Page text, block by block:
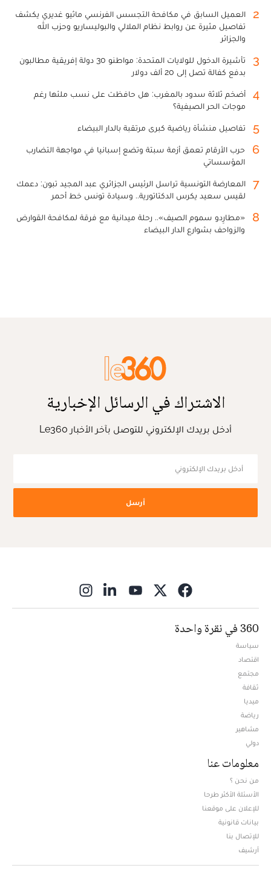
2
العميل السابق في مكافحة التجسس الفرنسي ماثيو غديري يكشف
تفاصيل مثيرة عن روابط نظام الملالي والبوليساريو وحزب الله
والجزائر
3
تأشيرة الدخول للولايات المتحدة: مواطنو 30 دولة إفريقية مطالبون
بدفع كفالة تصل إلى 20 ألف دولار
4
أضخم ثلاثة سدود بالمغرب: هل حافظت على نسب ملئها رغم
موجات الحر الصيفية؟
5 تفاصيل منشأة رياضية كبرى مرتقبة بالدار البيضاء
6
حرب الأرقام تعمق أزمة سبتة وتضع إسبانيا في مواجهة التضارب
المؤسساتي
7
المعارضة التونسية تراسل الرئيس الجزائري عبد المجيد تبون: دعمك
لقيس سعيد يكرس الدكتاتورية.. وسيادة تونس خط أحمر
8
«مطارِدو سموم الصيف».. رحلة ميدانية مع فرقة لمكافحة القوارض
والزواحف بشوارع الدار البيضاء
الاشتراك في الرسائل الإخبارية
أدخل بريدك الإلكتروني للتوصل بآخر الأخبار Le360
أرسل
360 في نقرة واحدة
سياسة
اقتصاد
مجتمع
ثقافة
ميديا
رياضة
مشاهير
دولي
معلومات عنا
من نحن ؟
الأسئلة الأكثر طرحا
للإعلان على موقعنا
بيانات قانونية
للإتصال بنا
أرشيف